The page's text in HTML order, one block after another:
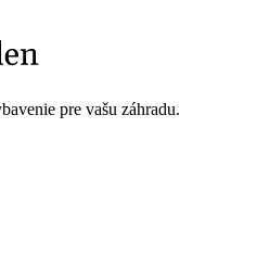
pre vašu záhradu.